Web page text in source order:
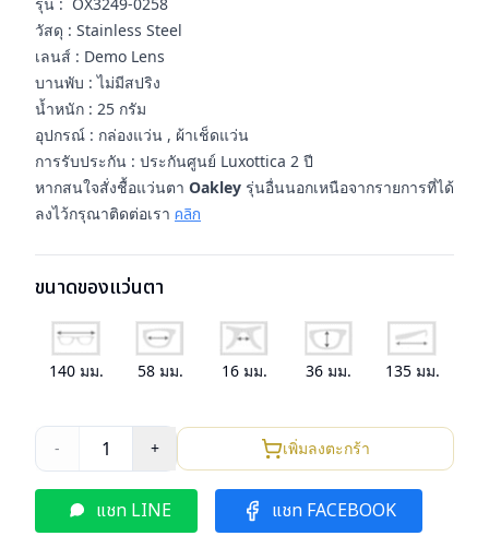
วัสดุ : Stainless Steel
เลนส์ : Demo Lens
บานพับ : ไม่มีสปริง
น้ำหนัก : 25 กรัม
อุปกรณ์ : กล่องแว่น , ผ้าเช็ดแว่น
การรับประกัน : ประกันศูนย์ Luxottica 2 ปี
หากสนใจสั่งชื้อแว่นตา Oakley รุ่นอื่นนอกเหนือจากรายการที่ได้
ลงไว้กรุณาติดต่อเรา คลิก
ขนาดของแว่นตา
140 มม. 58 มม. 16มม. 36มม. 135มม.
- 1 + เพิ่มลงตะกร้า
แชท LINE แชท FACEBOOK